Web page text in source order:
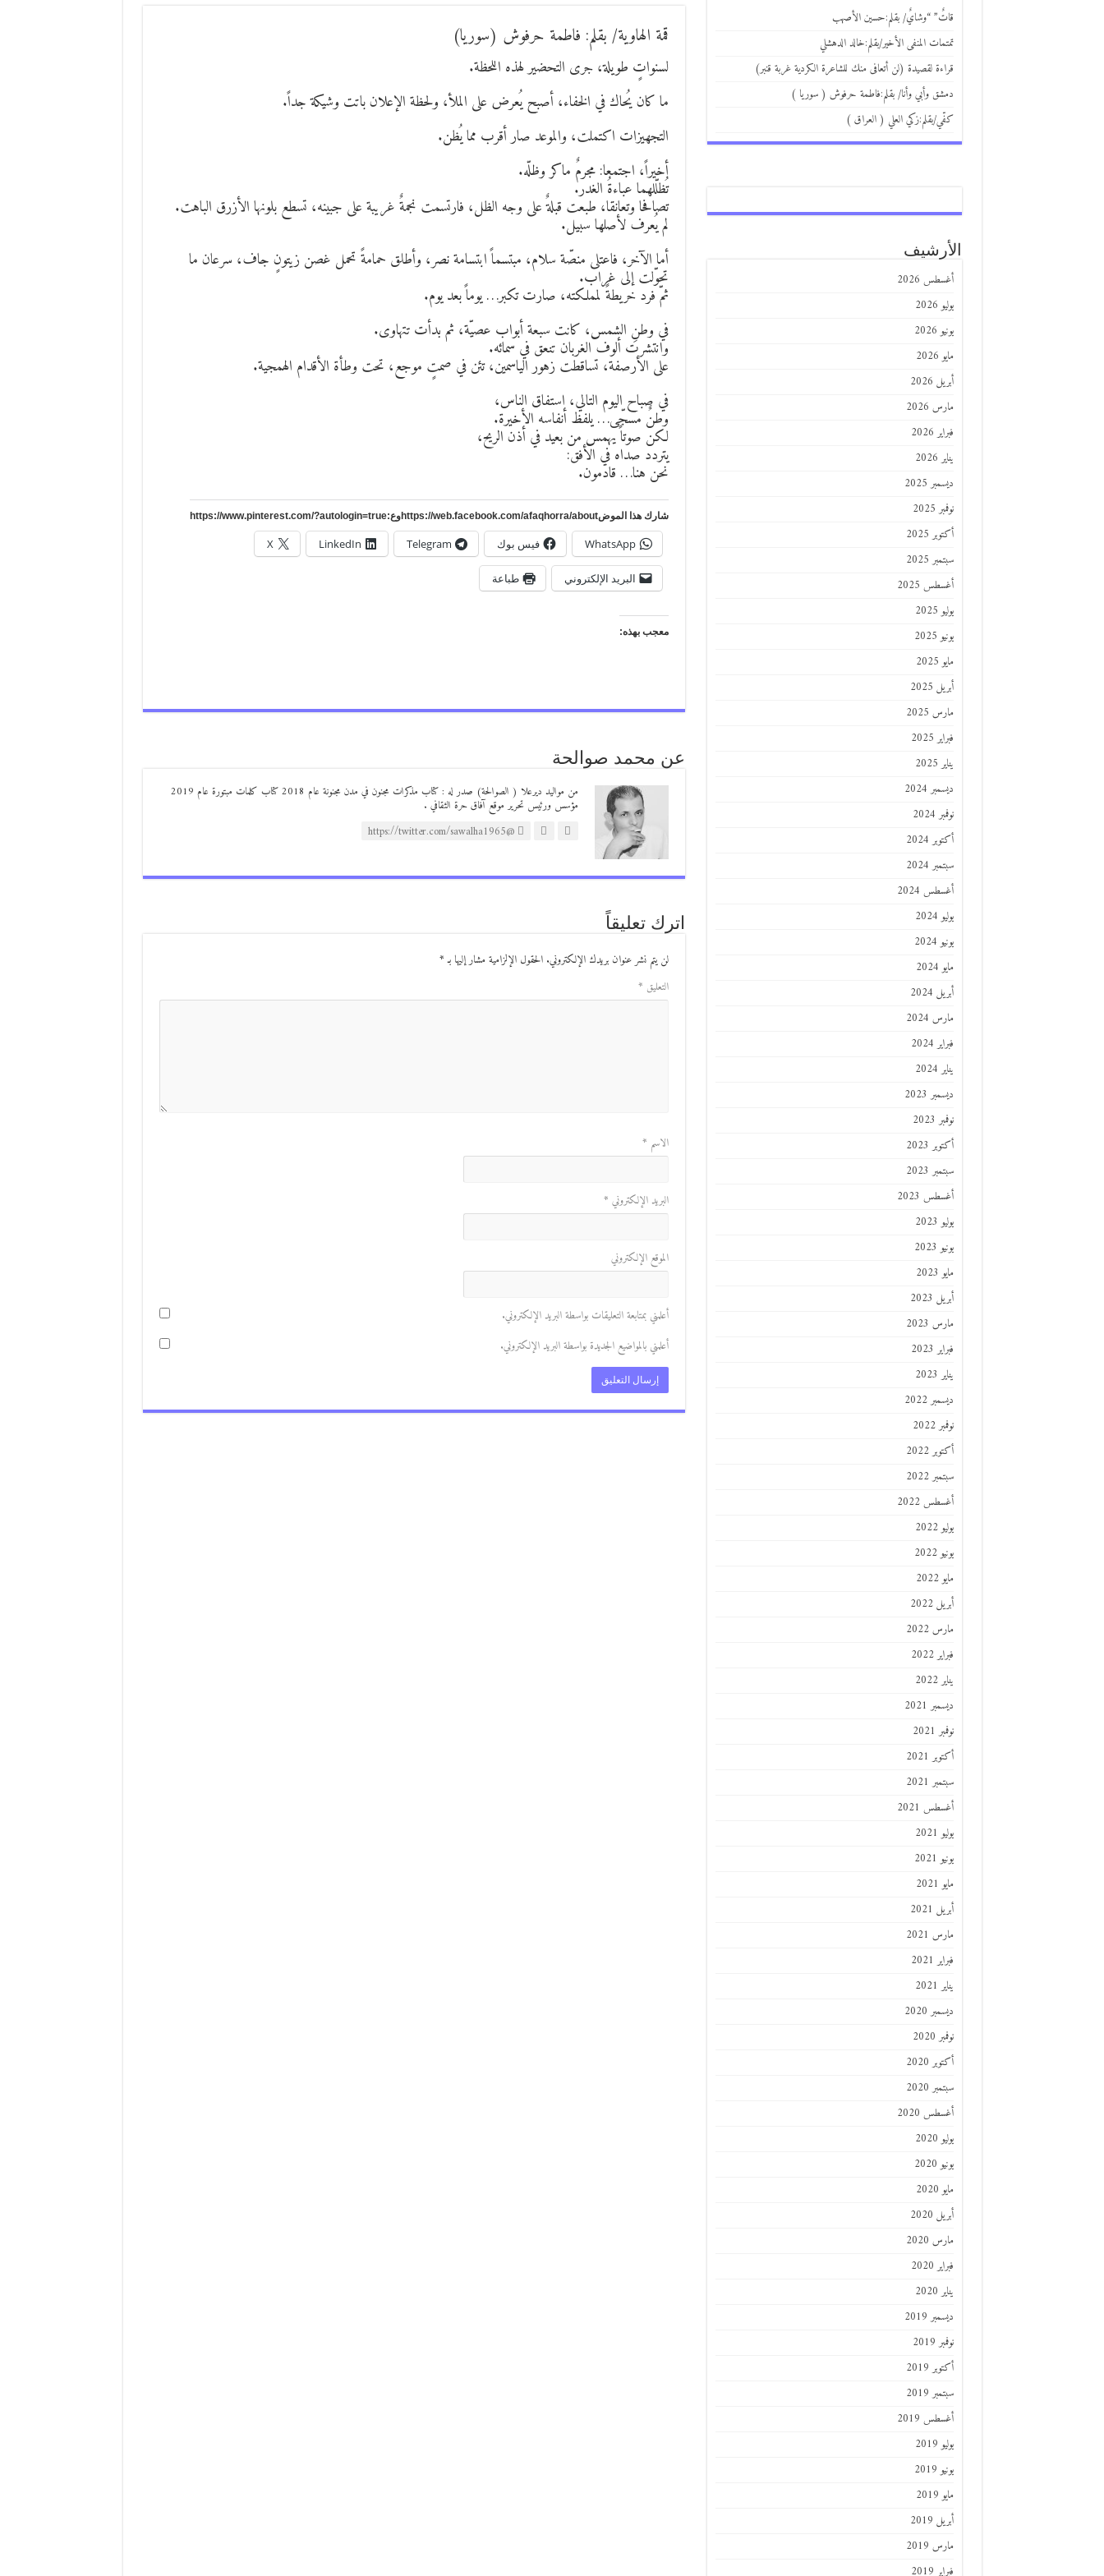
قمة الهاوية/ بقلم: فاطمة حرفوش (سوريا)
لسنواتٍ طويلة، جرى التحضير لهذه اللحظة.
ما كان يُحاك في الخفاء، أصبح يُعرض على الملأ، ولحظة الإعلان باتت وشيكة جداً.
التجهيزات اكتملت، والموعد صار أقرب مما يُظن.
أخيراً، اجتمعا: مجرمٌ ماكر وظلّه.
تُظلّلهما عباءةُ الغدر.
تصافحا وتعانقا، طبعت قبلةٌ على وجه الظل، فارتسمت نجمةٌ غريبة على جبينه، تسطع بلونها الأزرق الباهت.
لم يُعرف لأصلها سبيل.
أما الآخر، فاعتلى منصّة سلام، مبتسماً ابتسامة نصر، وأطلق حمامةً تحمل غصن زيتونٍ جاف، سرعان ما
تحوّلت إلى غراب.
ثمّ فرد خريطةً لمملكته، صارت تكبر… يوماً بعد يوم.
في وطنِ الشمس، كانت سبعة أبواب عصيّة، ثم بدأت تتهاوى.
وانتشرت ألوف الغربان تنعق في سمائه.
على الأرصفة، تساقطت زهور الياسمين، تئن في صمتٍ موجع، تحت وطأة الأقدام الهمجية.
في صباح اليوم التالي، استفاق الناس،
وطنٌ مسجّى… يلفظ أنفاسه الأخيرة.
لكن صوتاً يهمس من بعيد في أذن الريح،
يتردد صداه في الأفق:
نحن هنا… قادمون.
شارك هذا الموضhttps://web.facebook.com/afaqhorra/aboutوع:https://www.pinterest.com/?autologin=true
WhatsApp فيس بوك Telegram
LinkedIn
X
البريد الإلكتروني طباعة
معجب بهذه:
عن محمد صوالحة
من مواليد ديرعلا ( الصوالحة) صدر له : كتاب مذكرات مجنون في مدن مجنونة عام 2018 كتاب كلمات مبتورة عام 2019
مؤسس ورئيس تحرير موقع آفاق حرة الثقافي .
@https://twitter.com/sawalha1965
اترك تعليقاً
لن يتم نشر عنوان بريدك الإلكتروني. الحقول الإلزامية مشار إليها بـ*
التعليق *
الاسم *
البريد الإلكتروني *
الموقع الإلكتروني
أعلمني بمتابعة التعليقات بواسطة البريد الإلكتروني.
أعلمني بالمواضيع الجديدة بواسطة البريد الإلكتروني.
قاتٌ” “وشايٌ/ بقلم:حسين الأصهب
تمتمات المنفى الأخير/بقلم:خالد الدهشلي
قراءة لقصيدة (لن أتعافى منك للشاعرة الكردية غربة قنبر)
دمشق وأبي وأنا/ بقلم:فاطمة حرفوش ( سوريا )
كفّي/بقلم:زكي العلي ( العراق )
الأرشيف
أغسطس 2026
يوليو 2026
يونيو 2026
مايو 2026
أبريل 2026
مارس 2026
فبراير 2026
يناير 2026
ديسمبر 2025
نوفمبر 2025
أكتوبر 2025
سبتمبر 2025
أغسطس 2025
يوليو 2025
يونيو 2025
مايو 2025
أبريل 2025
مارس 2025
فبراير 2025
يناير 2025
ديسمبر 2024
نوفمبر 2024
أكتوبر 2024
سبتمبر 2024
أغسطس 2024
يوليو 2024
يونيو 2024
مايو 2024
أبريل 2024
مارس 2024
فبراير 2024
يناير 2024
ديسمبر 2023
نوفمبر 2023
أكتوبر 2023
سبتمبر 2023
أغسطس 2023
يوليو 2023
يونيو 2023
مايو 2023
أبريل 2023
مارس 2023
فبراير 2023
يناير 2023
ديسمبر 2022
نوفمبر 2022
أكتوبر 2022
سبتمبر 2022
أغسطس 2022
يوليو 2022
يونيو 2022
مايو 2022
أبريل 2022
مارس 2022
فبراير 2022
يناير 2022
ديسمبر 2021
نوفمبر 2021
أكتوبر 2021
سبتمبر 2021
أغسطس 2021
يوليو 2021
يونيو 2021
مايو 2021
أبريل 2021
مارس 2021
فبراير 2021
يناير 2021
ديسمبر 2020
نوفمبر 2020
أكتوبر 2020
سبتمبر 2020
أغسطس 2020
يوليو 2020
يونيو 2020
مايو 2020
أبريل 2020
مارس 2020
فبراير 2020
يناير 2020
ديسمبر 2019
نوفمبر 2019
أكتوبر 2019
سبتمبر 2019
أغسطس 2019
يوليو 2019
يونيو 2019
مايو 2019
أبريل 2019
مارس 2019
فبراير 2019